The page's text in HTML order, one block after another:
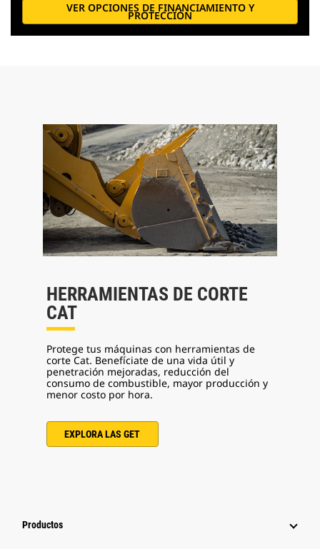
VER OPCIONES DE FINANCIAMIENTO Y
PROTECCIÓN
HERRAMIENTAS DE CORTE
CAT
Protege tus máquinas con herramientas de
corte Cat. Benefíciate de una vida útil y
penetración mejoradas, reducción del
consumo de combustible, mayor producción y
menor costo por hora.
EXPLORA LAS GET
Productos